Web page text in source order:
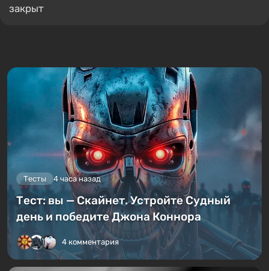
закрыт
Тесты 4 часа назад
Тест: вы — Скайнет. Устройте Судный
день и победите Джона Коннора
4 комментария